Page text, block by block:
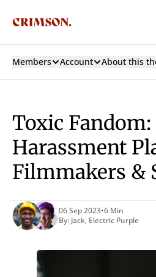
Home
With Carousel
Latest
Authors
Tags
Contact
Sign In
Sign Up
Subscribe
Members Account About this
Toxic
Harassment
Filmmakers &
06 Sep 2023•6 Min
By: Jack, Electric Purple